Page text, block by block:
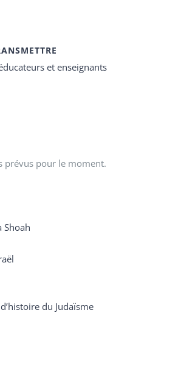
et enseignants
prévus pour le moment.
Shoah
du Judaïsme